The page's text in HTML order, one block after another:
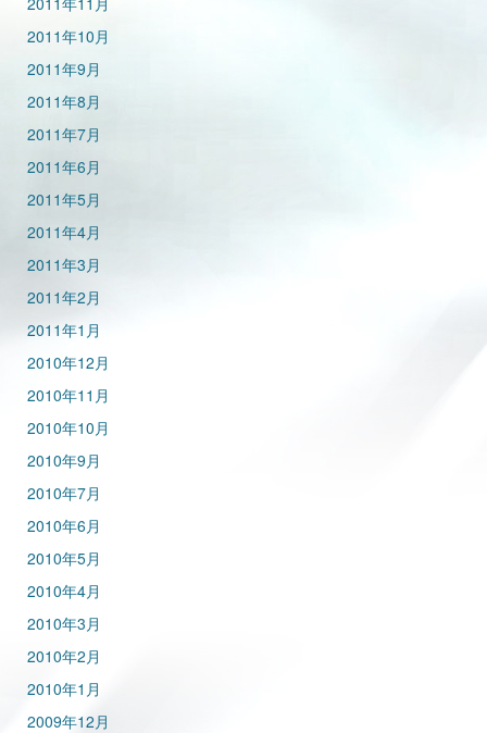
2011年10月
2011年9月
2011年8月
2011年7月
2011年6月
2011年5月
2011年4月
2011年3月
2011年2月
2011年1月
2010年12月
2010年11月
2010年10月
2010年9月
2010年7月
2010年6月
2010年5月
2010年4月
2010年3月
2010年2月
2010年1月
2009年12月